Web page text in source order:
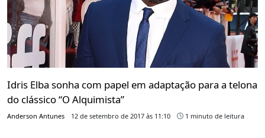
Idris Elba sonha com papel em adaptação para a telona
do clássico “O Alquimista”
Anderson Antunes 12 de setembro de 2017 às 11:10 1 minuto de leitura